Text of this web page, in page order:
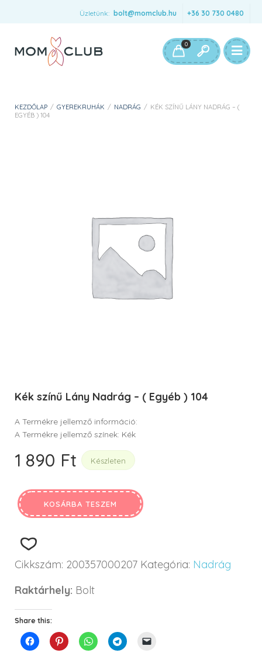
Üzletünk: bolt@momclub.hu +36 30 730 0480
0
KEZDŐLAP / GYEREKRUHÁK / NADRÁG / KÉK SZÍNŰ LÁNY NADRÁG – (
EGYÉB ) 104
Kék színű Lány Nadrág – ( Egyéb ) 104
A Termékre jellemző információ:
A Termékre jellemző színek: Kék
1 890 Ft Készleten
KOSÁRBA TESZEM
Cikkszám: 200357000207 Kategória: Nadrág
Raktárhely: Bolt
Share this: